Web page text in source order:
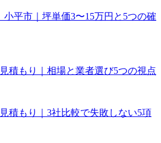
小平市｜坪単価3〜15万円と5つの確
積もり｜相場と業者選び5つの視点
積もり｜3社比較で失敗しない5項